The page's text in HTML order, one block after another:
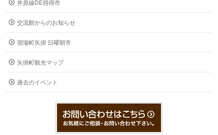
井原線DE得得市
交流館からのお知らせ
宿場町矢掛 日曜朝市
矢掛町観光マップ
過去のイベント